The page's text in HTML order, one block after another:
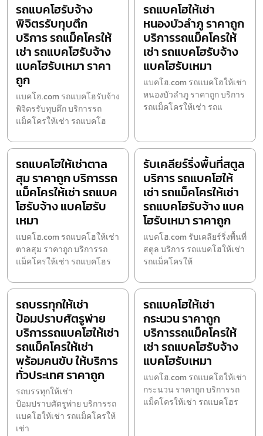
รถแบคโฮรับจ้าง
พิจิตรรับทุบตึก
บริการ รถแม็คโครให้
เช่า รถแบคโฮรับจ้าง
แบคโฮรับเหมา ราคา
ถูก
แบคโฮ.com รถแบคโฮรับจ้าง
พิจิตรรับทุบตึก บริการรถ
แม็คโครให้เช่า รถแบคโฮ
รถแบคโฮให้เช่า
หนองบัวลำภู ราคาถูก
บริการรถแม็คโครให้
เช่า รถแบคโฮรับจ้าง
แบคโฮรับเหมา
แบคโฮ.com รถแบคโฮให้เช่า
หนองบัวลำภู ราคาถูก บริการ
รถแม็คโครให้เช่า รถแ
รถแบคโฮให้เช่าตาล
สุม ราคาถูก บริการรถ
แม็คโครให้เช่า รถแบค
โฮรับจ้าง แบคโฮรับ
เหมา
แบคโฮ.com รถแบคโฮให้เช่า
ตาลสุม ราคาถูก บริการรถ
แม็คโครให้เช่า รถแบคโฮร
รับเคลียร์ริ่งพื้นที่สตูล
บริการ รถแบคโฮให้
เช่า รถแม็คโครให้เช่า
รถแบคโฮรับจ้าง แบค
โฮรับเหมา ราคาถูก
แบคโฮ.com รับเคลียร์ริ่งพื้นที่
สตูล บริการ รถแบคโฮให้เช่า
รถแม็คโครให้
รถบรรทุกให้เช่า
ป้อมปราบศัตรูพ่าย
บริการรถแบคโฮให้เช่า
รถแม็คโครให้เช่า
พร้อมคนขับ ให้บริการ
ทั่วประเทศ ราคาถูก
รถบรรทุกให้เช่า
ป้อมปราบศัตรูพ่าย บริการรถ
แบคโฮให้เช่า รถแม็คโครให้
เช่า
รถแบคโฮให้เช่า
กระนวน ราคาถูก
บริการรถแม็คโครให้
เช่า รถแบคโฮรับจ้าง
แบคโฮรับเหมา
แบคโฮ.com รถแบคโฮให้เช่า
กระนวน ราคาถูก บริการรถ
แม็คโครให้เช่า รถแบคโฮร